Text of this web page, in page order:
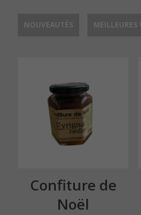
NOUVEAUTÉS MEILLEURES
Confiture de
Noël